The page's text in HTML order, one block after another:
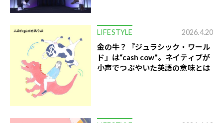
LIFESTYLE 2026.4.20
金の牛？『ジュラシック・ワール
ド』は“cash cow”。ネイティブが
小声でつぶやいた英語の意味とは